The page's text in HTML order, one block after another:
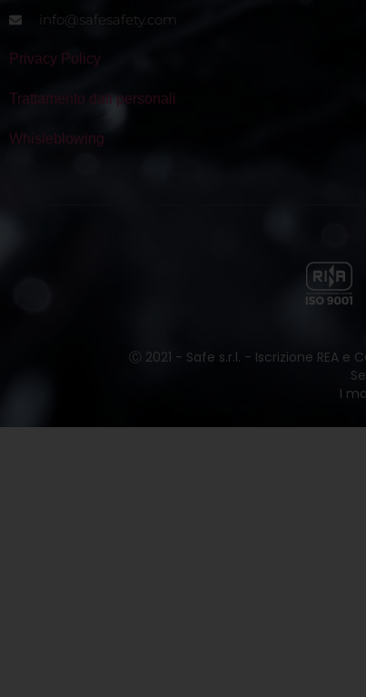
info@safesafety.com
Privacy Policy
Trattamento dati personali
Whisleblowing
Ⓒ 2021 - Safe s.r.l. - Iscrizione REA e
I